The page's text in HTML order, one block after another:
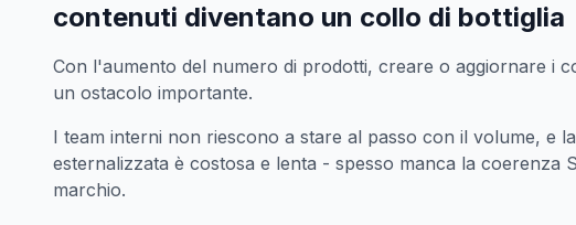
contenuti diventano un collo di bottiglia
Con l'aumento del numero di prodotti, creare o aggiornare i
un ostacolo importante.
I team interni non riescono a stare al passo con il volume, e
esternalizzata è costosa e lenta - spesso manca la coerenza
marchio.